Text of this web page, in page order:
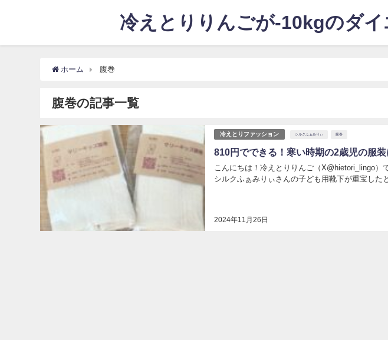
冷えとりりんごが-10kgのダ
ホーム 腹巻
腹巻の記事一覧
冷えとりファッション シルクふぁみりぃ 腹巻
810円でできる！寒い時期の2歳児の服
2024年11月26日
こんにちは！冷えとりりんご（X@hietori_lingo）
シルクふぁみりぃさんの子ども用靴下が重宝した